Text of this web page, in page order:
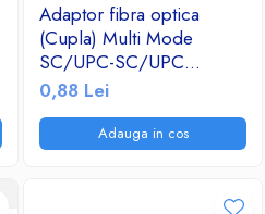
Adaptor fibra optica
(Cupla) Multi Mode
SC/UPC-SC/UPC
simplex
0,88 Lei
Adauga in cos